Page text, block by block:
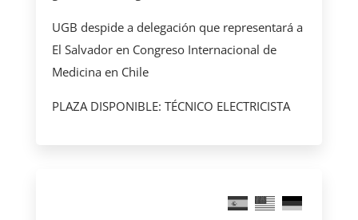
UGB despide a delegación que representará a
El Salvador en Congreso Internacional de
Medicina en Chile
PLAZA DISPONIBLE: TÉCNICO ELECTRICISTA